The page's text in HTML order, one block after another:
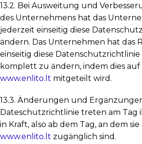
13.2. Bei Ausweitung und
des Unternehmens hat das
jederzeit einseitig diese
ändern. Das Unternehmen hat das
einseitig diese
komplett zu ändern, indem dies auf
www.enlito.lt mitgeteilt wird.
13.3. Änderungen und
Dateschutzrichtlinie treten am Tag
in Kraft, also ab dem Tag, an dem
www.enlito.lt zugänglich sind.